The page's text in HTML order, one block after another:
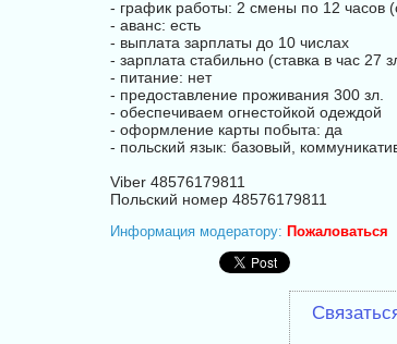
- график работы: 2 смены по 12 часов
- аванс: есть
- выплата зарплаты до 10 числах
- зарплата стабильно (ставка в час 27
- питание: нет
- предоставление проживания 300 зл.
- обеспечиваем огнестойкой одеждой
- оформление карты побыта: да
- польский язык: базовый,
Vibеr 48576179811
Польский номер 48576179811
Информация модератору: Пожаловаться